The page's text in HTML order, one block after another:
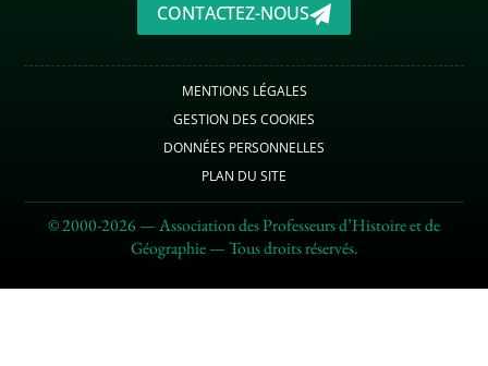
CONTACTEZ-NOUS
MENTIONS LÉGALES
GESTION DES COOKIES
DONNÉES PERSONNELLES
PLAN DU SITE
© 2000-2026 — Association des Professeurs d’Histoire et de
Géographie — Tous droits réservés.